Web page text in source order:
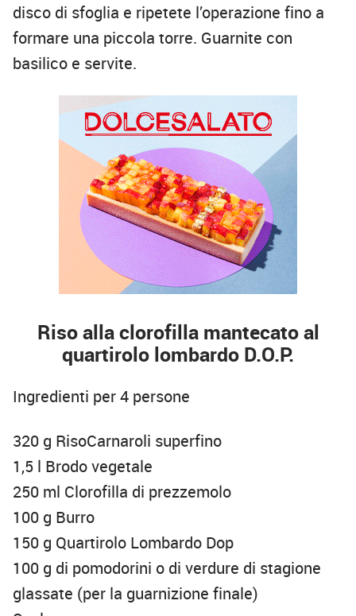
disco di sfoglia e ripetete l’operazione fino a
formare una piccola torre. Guarnite con
basilico e servite.
Riso alla clorofilla mantecato al
quartirolo lombardo D.O.P.
Ingredienti per 4 persone
320 g RisoCarnaroli superfino
1,5 l Brodo vegetale
250 ml Clorofilla di prezzemolo
100 g Burro
150 g Quartirolo Lombardo Dop
100 g di pomodorini o di verdure di stagione
glassate (per la guarnizione finale)